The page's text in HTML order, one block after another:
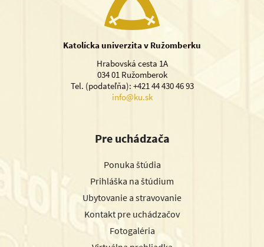
Katolícka univerzita v Ružomberku
Hrabovská cesta 1A
034 01 Ružomberok
Tel. (podateľňa): +421 44 430 46 93
info@ku.sk
Pre uchádzača
Ponuka štúdia
Prihláška na štúdium
Ubytovanie a stravovanie
Kontakt pre uchádzačov
Fotogaléria